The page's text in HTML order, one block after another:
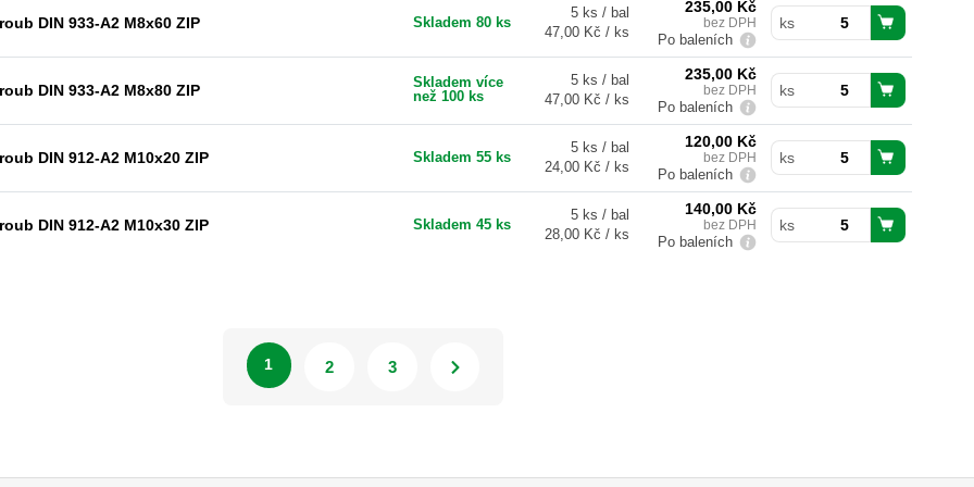
DIN 933-A2 M8x60 ZIP Skladem 80 ks
5 ks / bal
47,00 Kč / ks
235,00 Kč
bez DPH
Po baleních
ks
DIN 933-A2 M8x80 ZIP
Skladem více
než 100 ks
5 ks / bal
47,00 Kč / ks
235,00 Kč
bez DPH
Po baleních
ks
DIN 912-A2 M10x20 ZIP Skladem 55 ks
5 ks / bal
24,00 Kč / ks
120,00 Kč
bez DPH
Po baleních
ks
DIN 912-A2 M10x30 ZIP Skladem 45 ks
5 ks / bal
28,00 Kč / ks
140,00 Kč
bez DPH
Po baleních
ks
1 2 3